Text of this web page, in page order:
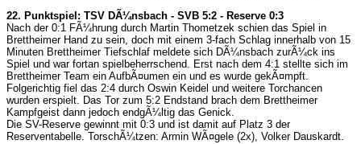
22. Punktspiel: TSV DÃ¼nsbach - SVB 5:2 - Reserve 0:3
Nach der 0:1 FÃ¼hrung durch Martin Thometzek schien das Spiel in
Brettheimer Hand zu sein, doch mit einem 3-fach Schlag innerhalb von 15
Minuten Brettheimer Tiefschlaf meldete sich DÃ¼nsbach zurÃ¼ck ins
Spiel und war fortan spielbeherrschend. Erst nach dem 4:1 stellte sich im
Brettheimer Team ein AufbÃ¤umen ein und es wurde gekÃ¤mpft.
Folgerichtig fiel das 2:4 durch Oswin Keidel und weitere Torchancen
wurden erspielt. Das Tor zum 5:2 Endstand brach dem Brettheimer
Kampfgeist dann jedoch endgÃ¼ltig das Genick.
Die SV-Reserve gewinnt mit 0:3 und ist damit auf Platz 3 der
Reserventabelle. TorschÃ¼tzen: Armin WÃ¤gele (2x), Volker Dauskardt.